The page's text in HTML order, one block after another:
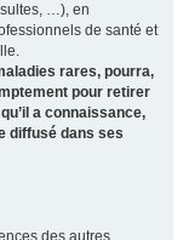
…), en
de santé et
rares, pourra,
pour retirer
a connaissance,
diffusé dans ses
des autres